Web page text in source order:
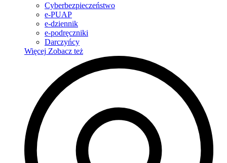
Cyberbezpieczeństwo
e-PUAP
e-dziennik
e-podręczniki
Darczyńcy
Więcej Zobacz też